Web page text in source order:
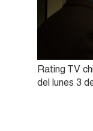
Rating TV
del lunes 3